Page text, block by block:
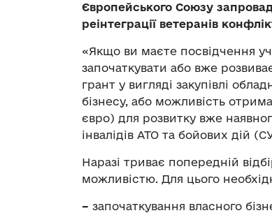
Європейського Союзу
реінтеграції ветеранів
«Якщо ви маєте посвідчення
започаткувати або вже
грант у вигляді закупівлі
бізнесу, або можливість
євро) для розвитку вже
інвалідів АТО та бойових дій
Наразі триває попередній
можливістю. Для цього
– започаткування власного